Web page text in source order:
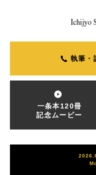
執筆・
一条本120冊
記念ムービー